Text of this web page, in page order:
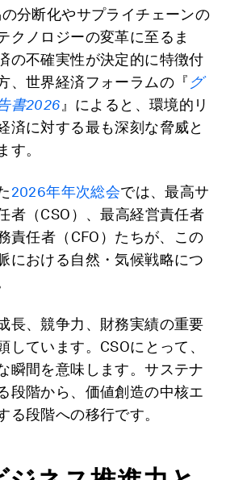
分断化やサプライチェーンの
クノロジーの変革に至るま
の不確実性が決定的に特徴付
、世界経済フォーラムの『 グ
書2026 』によると、環境的リ
済に対する最も深刻な脅威と
す。
2026年年次総会では、最高サ
者（CSO）、最高経営責任者
責任者（CFO）たちが、この
における自然・気候戦略につ
長、競争力、財務実績の重要
しています。CSOにとって、
瞬間を意味します。サステナ
段階から、価値創造の中核エ
る段階への移行です。